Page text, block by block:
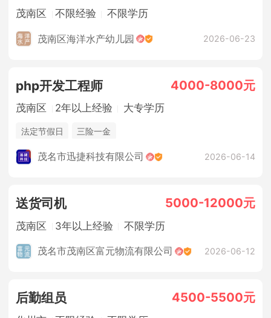
茂南区 不限经验 不限学历
茂南区海洋水产幼儿园 2026-06-23
php开发工程师 4000-8000元
茂南区 2年以上经验 大专学历
法定节假日 三险一金
茂名市迅捷科技有限公司 2026-06-14
送货司机 5000-12000元
茂南区 3年以上经验 不限学历
茂名市茂南区富元物流有限公司 2026-06-12
后勤组员 4500-5500元